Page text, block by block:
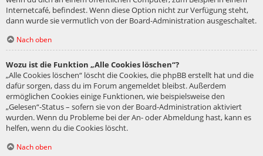
Internetcafé, befindest. Wenn diese Option nicht zur Verfügung steht,
dann wurde sie vermutlich von der Board-Administration ausgeschaltet.
Nach oben
Wozu ist die Funktion „Alle Cookies löschen“?
„Alle Cookies löschen“ löscht die Cookies, die phpBB erstellt hat und die
dafür sorgen, dass du im Forum angemeldet bleibst. Außerdem
ermöglichen Cookies einige Funktionen, wie beispielsweise den
„Gelesen“-Status – sofern sie von der Board-Administration aktiviert
wurden. Wenn du Probleme bei der An- oder Abmeldung hast, kann es
helfen, wenn du die Cookies löscht.
Nach oben